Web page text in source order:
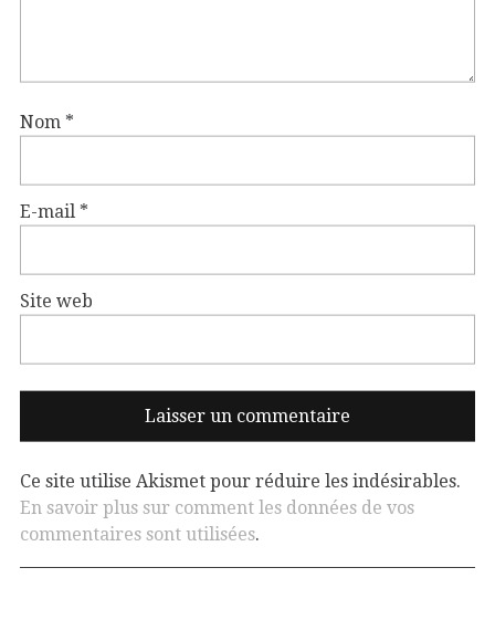
Nom *
E-mail *
Site web
Ce site utilise Akismet pour réduire les indésirables.
En savoir plus sur comment les données de vos
commentaires sont utilisées.